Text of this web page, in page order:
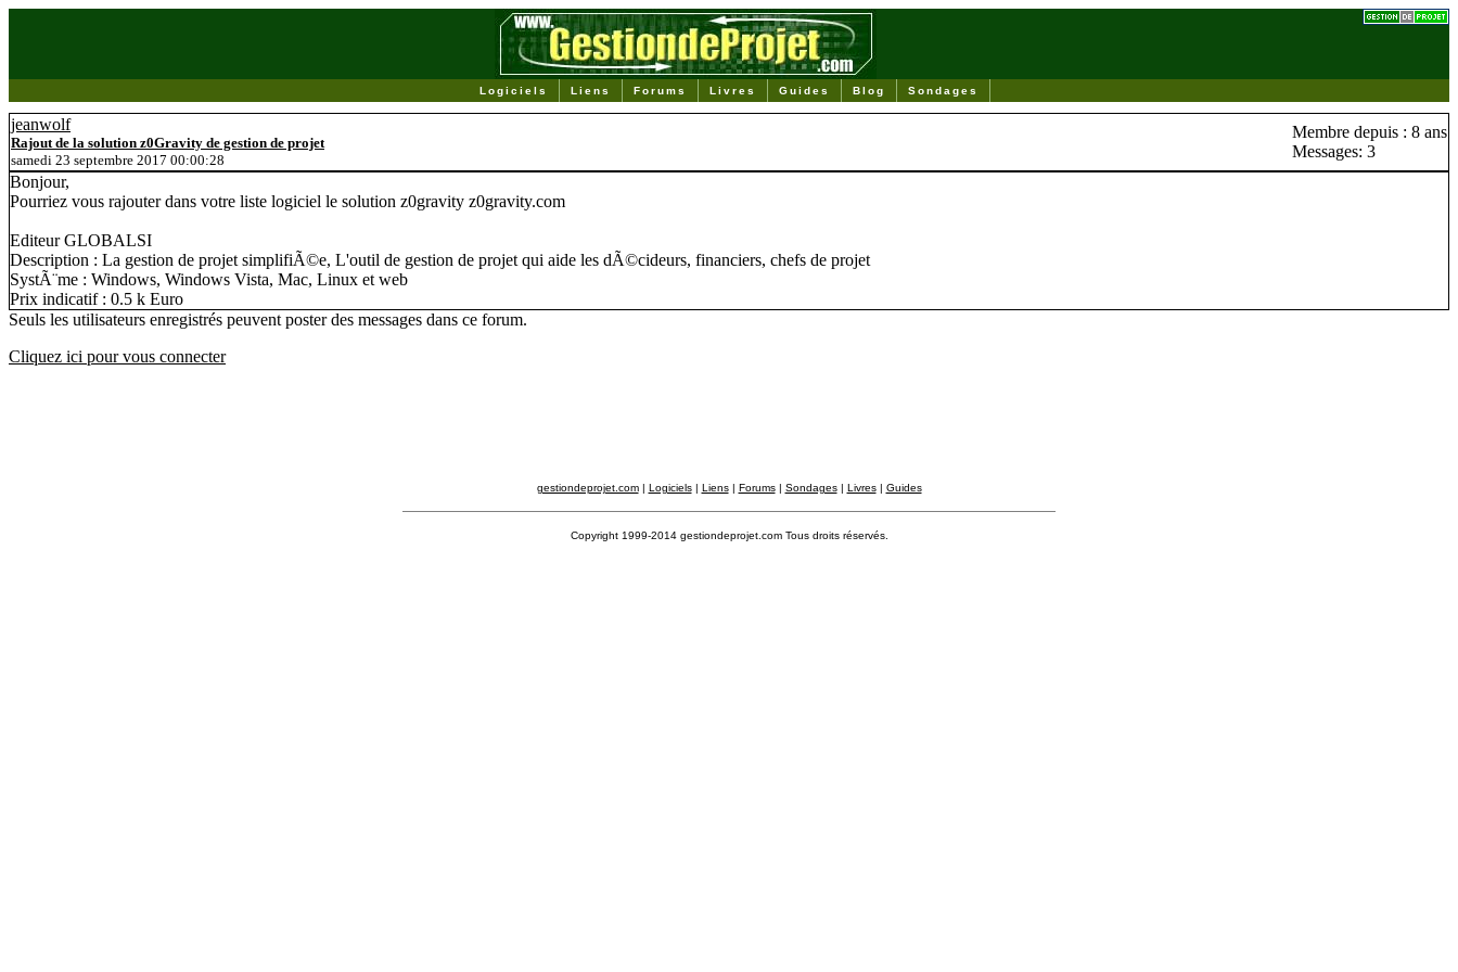
Logiciels Liens Forums Livres Guides Blog Sondages
jeanwolf
Rajout de la solution z0Gravity de gestion de projet
samedi 23 septembre 2017 00:00:28
Membre depuis : 8 ans
Messages: 3
Bonjour,
Pourriez vous rajouter dans votre liste logiciel le solution z0gravity z0gravity.com
Editeur GLOBALSI
Description : La gestion de projet simplifiÃ©e, L'outil de gestion de projet qui aide les dÃ©cideurs, financiers, chefs de projet
SystÃ¨me : Windows, Windows Vista, Mac, Linux et web
Prix indicatif : 0.5 k Euro
Seuls les utilisateurs enregistrés peuvent poster des messages dans ce forum.
Cliquez ici pour vous connecter
gestiondeprojet.com| Logiciels| Liens| Forums| Sondages| Livres| Guides
Copyright 1999-2014 gestiondeprojet.com Tous droits réservés.